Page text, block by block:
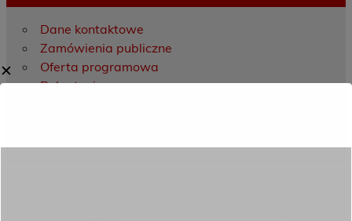
Dane kontaktowe
Zamówienia publiczne
Oferta programowa
Rekrutacja
✕